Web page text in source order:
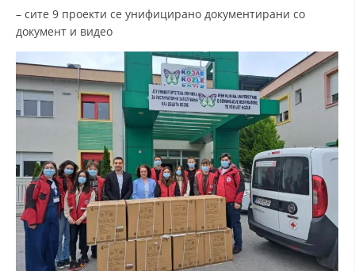
– сите 9 проекти се унифицирано документирани со
документ и видео